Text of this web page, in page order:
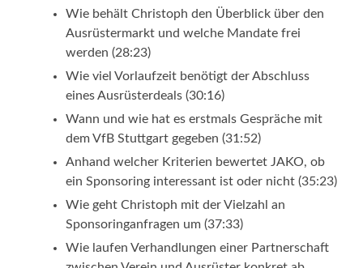
Wie behält Christoph den Überblick über den
Ausrüstermarkt und welche Mandate frei
werden (28:23)
Wie viel Vorlaufzeit benötigt der Abschluss
eines Ausrüsterdeals (30:16)
Wann und wie hat es erstmals Gespräche mit
dem VfB Stuttgart gegeben (31:52)
Anhand welcher Kriterien bewertet JAKO, ob
ein Sponsoring interessant ist oder nicht (35:23)
Wie geht Christoph mit der Vielzahl an
Sponsoringanfragen um (37:33)
Wie laufen Verhandlungen einer Partnerschaft